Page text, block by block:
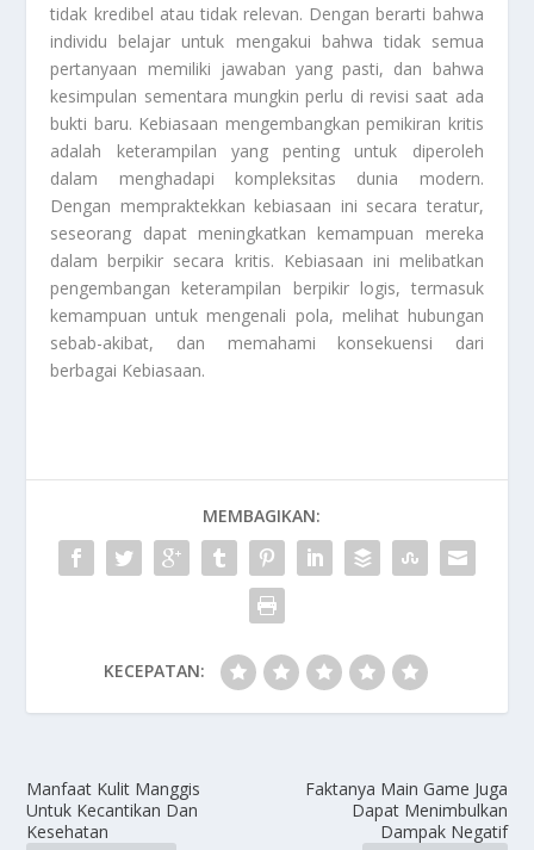
tidak kredibel atau tidak relevan. Dengan berarti bahwa
individu belajar untuk mengakui bahwa tidak semua
pertanyaan memiliki jawaban yang pasti, dan bahwa
kesimpulan sementara mungkin perlu di revisi saat ada
bukti baru. Kebiasaan mengembangkan pemikiran kritis
adalah keterampilan yang penting untuk diperoleh
dalam menghadapi kompleksitas dunia modern.
Dengan mempraktekkan kebiasaan ini secara teratur,
seseorang dapat meningkatkan kemampuan mereka
dalam berpikir secara kritis. Kebiasaan ini melibatkan
pengembangan keterampilan berpikir logis, termasuk
kemampuan untuk mengenali pola, melihat hubungan
sebab-akibat, dan memahami konsekuensi dari
berbagai Kebiasaan.
MEMBAGIKAN:
KECEPATAN:
Manfaat Kulit Manggis
Untuk Kecantikan Dan
Kesehatan
Faktanya Main Game Juga
Dapat Menimbulkan
Dampak Negatif